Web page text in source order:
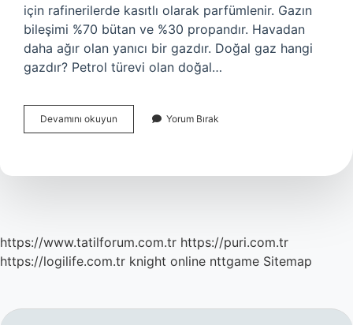
için rafinerilerde kasıtlı olarak parfümlenir. Gazın
bileşimi %70 bütan ve %30 propandır. Havadan
daha ağır olan yanıcı bir gazdır. Doğal gaz hangi
gazdır? Petrol türevi olan doğal…
Devamını okuyun
Hangi
Yorum Bırak
https://www.tatilforum.com.tr https://puri.com.tr
https://logilife.com.tr knight online nttgame Sitemap